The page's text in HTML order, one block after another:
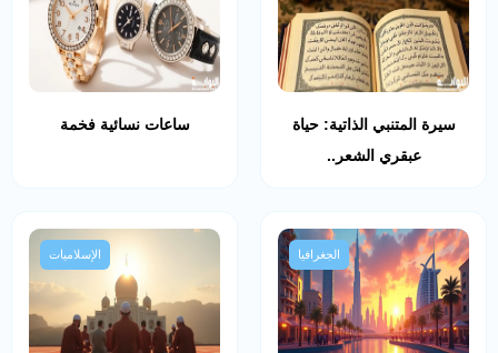
سيرة المتنبي الذاتية: حياة
عبقري الشعر..
ساعات نسائية فخمة
الجغرافيا الإسلاميات